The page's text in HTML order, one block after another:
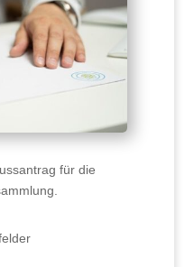
für die